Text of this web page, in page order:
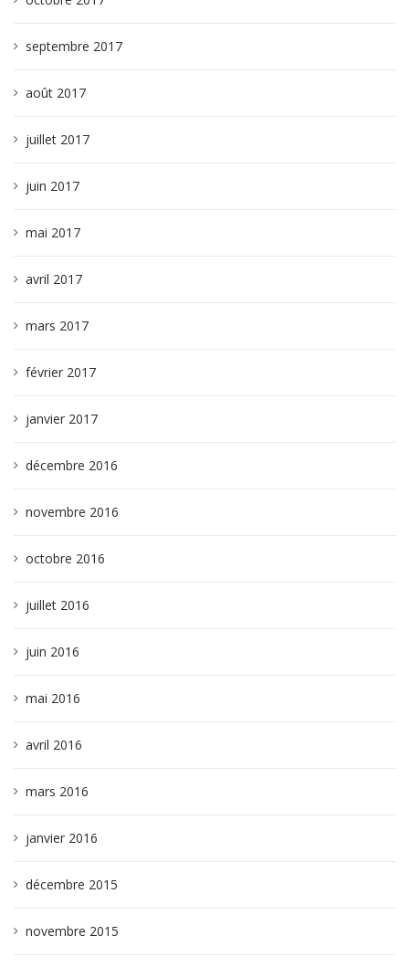
septembre 2017
août 2017
juillet 2017
juin 2017
mai 2017
avril 2017
mars 2017
février 2017
janvier 2017
décembre 2016
novembre 2016
octobre 2016
juillet 2016
juin 2016
mai 2016
avril 2016
mars 2016
janvier 2016
décembre 2015
novembre 2015